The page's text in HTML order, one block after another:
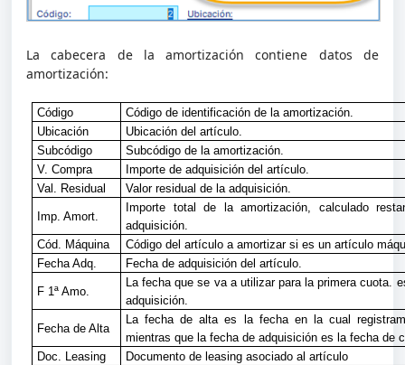
La cabecera de la amortización contiene datos de
amortización:
Código
Código de identificación de la amortización.
Ubicación
Ubicación del artículo.
Subcódigo
Subcódigo de la amortización.
V. Compra
Importe de adquisición del artículo.
Val. Residual
Valor residual de la adquisición.
Imp. Amort.
Importe total de la amortización, calculado
adquisición.
Cód. Máquina
Código del artículo a amortizar si es un artículo
Fecha Adq.
Fecha de adquisición del artículo.
F 1ª Amo.
La fecha que se va a utilizar para la primera cuota.
adquisición.
Fecha de Alta
La fecha de alta es la fecha en la cual
mientras que la fecha de adquisición es la fecha de
Doc. Leasing
Documento de leasing asociado al artículo